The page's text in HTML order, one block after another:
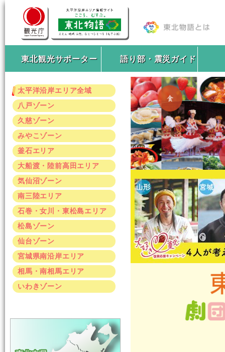
東北観光サポーター 語り部・震災ガイド
太平洋沿岸エリア全域
八戸ゾーン
久慈ゾーン
みやこゾーン
釜石エリア
大船渡・陸前高田エリア
気仙沼ゾーン
南三陸エリア
石巻・女川・東松島エリア
松島ゾーン
仙台ゾーン
宮城県南沿岸エリア
相馬・南相馬エリア
いわきゾーン